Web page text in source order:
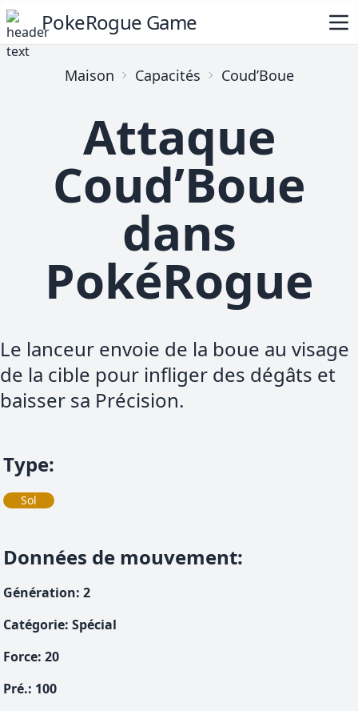
PokeRogue Game
Maison Capacités Coud’Boue
Attaque
Coud’Boue
dans
PokéRogue
Le lanceur envoie de la boue au visage
de la cible pour infliger des dégâts et
baisser sa Précision.
Type:
Sol
Données de mouvement:
Génération: 2
Catégorie: Spécial
Force: 20
Pré.: 100